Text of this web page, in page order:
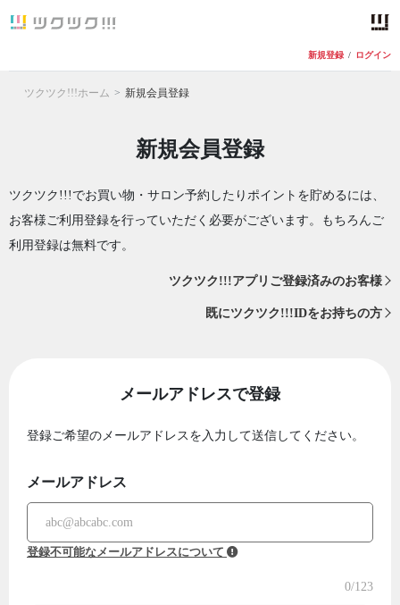
新規登録 / ログイン
ツクツク!!!ホーム 新規会員登録
新規会員登録
ツクツク!!!でお買い物・サロン予約したりポイントを貯めるには、
お客様ご利用登録を行っていただく必要がございます。もちろんご
利用登録は無料です。
ツクツク!!!アプリご登録済みのお客様
既にツクツク!!!IDをお持ちの方
メールアドレスで登録
登録ご希望のメールアドレスを入力して送信してください。
メールアドレス
登録不可能なメールアドレスについて
0/123